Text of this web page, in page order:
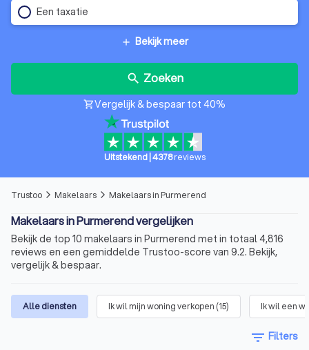
Een taxatie
add Bekijk meer
search Zoeken
shopping_cartVergelijk & bespaar tot 40%
Uitstekend| 4378 reviews
Trustoo arrow_forward_ios Makelaars arrow_forward_ios Makelaars in Purmerend
Makelaars in Purmerend vergelijken
Bekijk de top 10 makelaars in Purmerend met in totaal 4,816
reviews en een gemiddelde Trustoo-score van 9.2. Bekijk,
vergelijk & bespaar.
Alle diensten Ik wil mijn woning verkopen (15) Ik wil een
filter_list Filters